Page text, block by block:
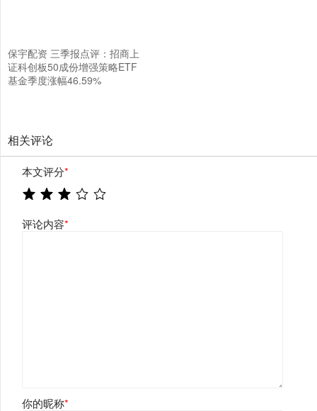
保宇配资 三季报点评：招商上
证科创板50成份增强策略ETF
基金季度涨幅46.59%
相关评论
本文评分*
评论内容*
你的昵称*